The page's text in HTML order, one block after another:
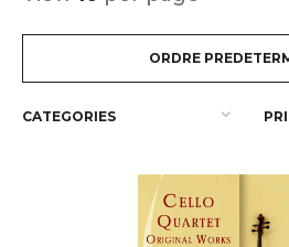
ORDRE
CATEGORIES